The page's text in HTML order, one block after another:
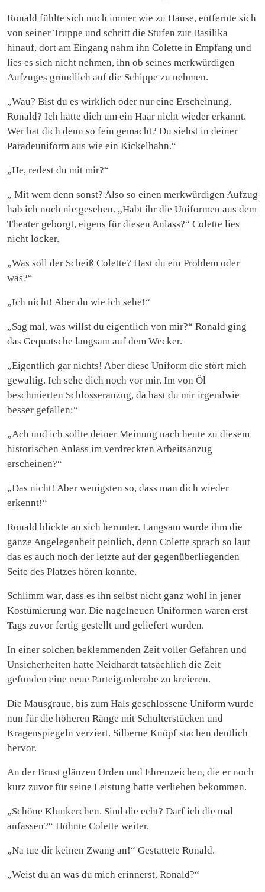
Ronald fühlte sich noch immer wie zu Hause, entfernte sich
von seiner Truppe und schritt die Stufen zur Basilika
hinauf, dort am Eingang nahm ihn Colette in Empfang und
lies es sich nicht nehmen, ihn ob seines merkwürdigen
Aufzuges gründlich auf die Schippe zu nehmen.
„Wau? Bist du es wirklich oder nur eine Erscheinung,
Ronald? Ich hätte dich um ein Haar nicht wieder erkannt.
Wer hat dich denn so fein gemacht? Du siehst in deiner
Paradeuniform aus wie ein Kickelhahn.“
„He, redest du mit mir?“
„ Mit wem denn sonst? Also so einen merkwürdigen Aufzug
hab ich noch nie gesehen. „Habt ihr die Uniformen aus dem
Theater geborgt, eigens für diesen Anlass?“ Colette lies
nicht locker.
„Was soll der Scheiß Colette? Hast du ein Problem oder
was?“
„Ich nicht! Aber du wie ich sehe!“
„Sag mal, was willst du eigentlich von mir?“ Ronald ging
das Gequatsche langsam auf dem Wecker.
„Eigentlich gar nichts! Aber diese Uniform die stört mich
gewaltig. Ich sehe dich noch vor mir. Im von Öl
beschmierten Schlosseranzug, da hast du mir irgendwie
besser gefallen:“
„Ach und ich sollte deiner Meinung nach heute zu diesem
historischen Anlass im verdreckten Arbeitsanzug
erscheinen?“
„Das nicht! Aber wenigsten so, dass man dich wieder
erkennt!“
Ronald blickte an sich herunter. Langsam wurde ihm die
ganze Angelegenheit peinlich, denn Colette sprach so laut
das es auch noch der letzte auf der gegenüberliegenden
Seite des Platzes hören konnte.
Schlimm war, dass es ihn selbst nicht ganz wohl in jener
Kostümierung war. Die nagelneuen Uniformen waren erst
Tags zuvor fertig gestellt und geliefert wurden.
In einer solchen beklemmenden Zeit voller Gefahren und
Unsicherheiten hatte Neidhardt tatsächlich die Zeit
gefunden eine neue Parteigarderobe zu kreieren.
Die Mausgraue, bis zum Hals geschlossene Uniform wurde
nun für die höheren Ränge mit Schulterstücken und
Kragenspiegeln verziert. Silberne Knöpf stachen deutlich
hervor.
An der Brust glänzen Orden und Ehrenzeichen, die er noch
kurz zuvor für seine Leistung hatte verliehen bekommen.
„Schöne Klunkerchen. Sind die echt? Darf ich die mal
anfassen?“ Höhnte Colette weiter.
„Na tue dir keinen Zwang an!“ Gestattete Ronald.
„Weist du an was du mich erinnerst, Ronald?“